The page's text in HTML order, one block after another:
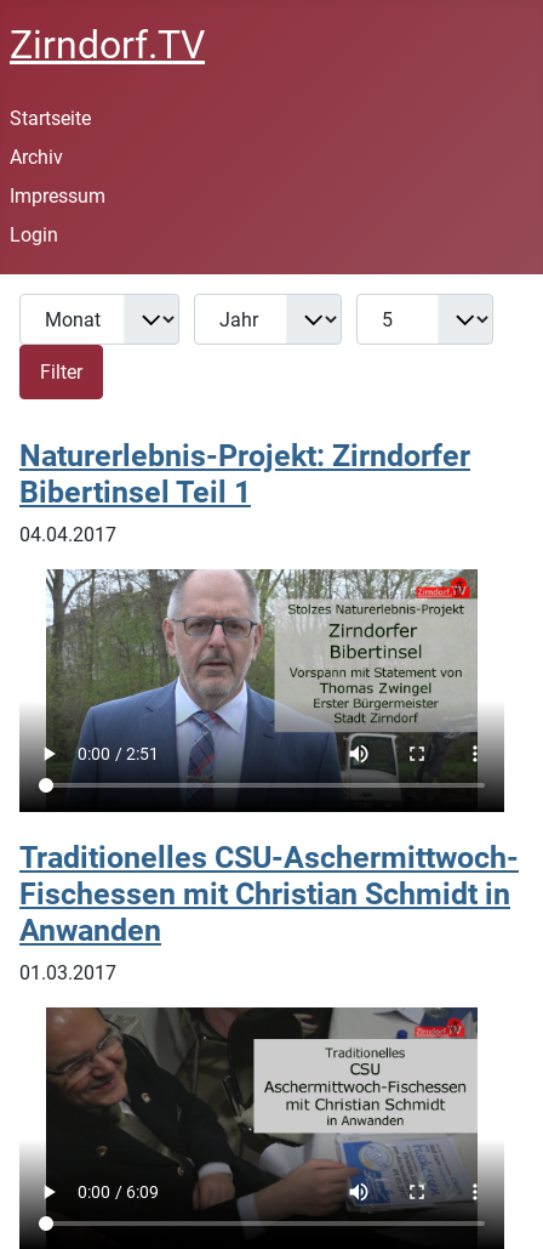
Zirndorf.TV
Startseite
Archiv
Impressum
Login
Filter
Monat Jahr Anzeige #
Filter
Naturerlebnis-Projekt: Zirndorfer
Bibertinsel Teil 1
04.04.2017
Traditionelles CSU-Aschermittwoch-
Fischessen mit Christian Schmidt in
Anwanden
01.03.2017